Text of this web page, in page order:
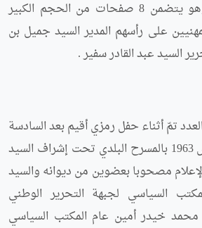
الدكتور بن زرجب ) وهو يتضمن 8 صفحات من الحجم الكبير
على رأسهم المدير السيد جميل بن
السيد عبد القادر سفير .
تمّ أثناء حفل رمزي أقيم بعد السادسة
من مساء يوم 28 مارس 1963 بالمسرح البلدي تحت إشراف السيد
مصحوبا بعضوين من ديوانه والسيد
السياسي لجبهة التحرير الوطني
محمد خيدر أمين عام المكتب السياسي